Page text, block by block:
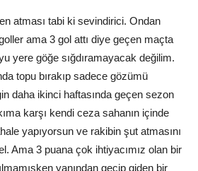
atması tabi ki sevindirici. Ondan
ama 3 gol attı diye geçen maçta
yere göğe sığdıramayacak değilim.
topu bırakıp sadece gözümü
daha ikinci haftasında geçen sezon
karşı kendi ceza sahanın içinde
yapıyorsun ve rakibin şut atmasını
Ama 3 puana çok ihtiyacımız olan bir
yanından geçip giden bir